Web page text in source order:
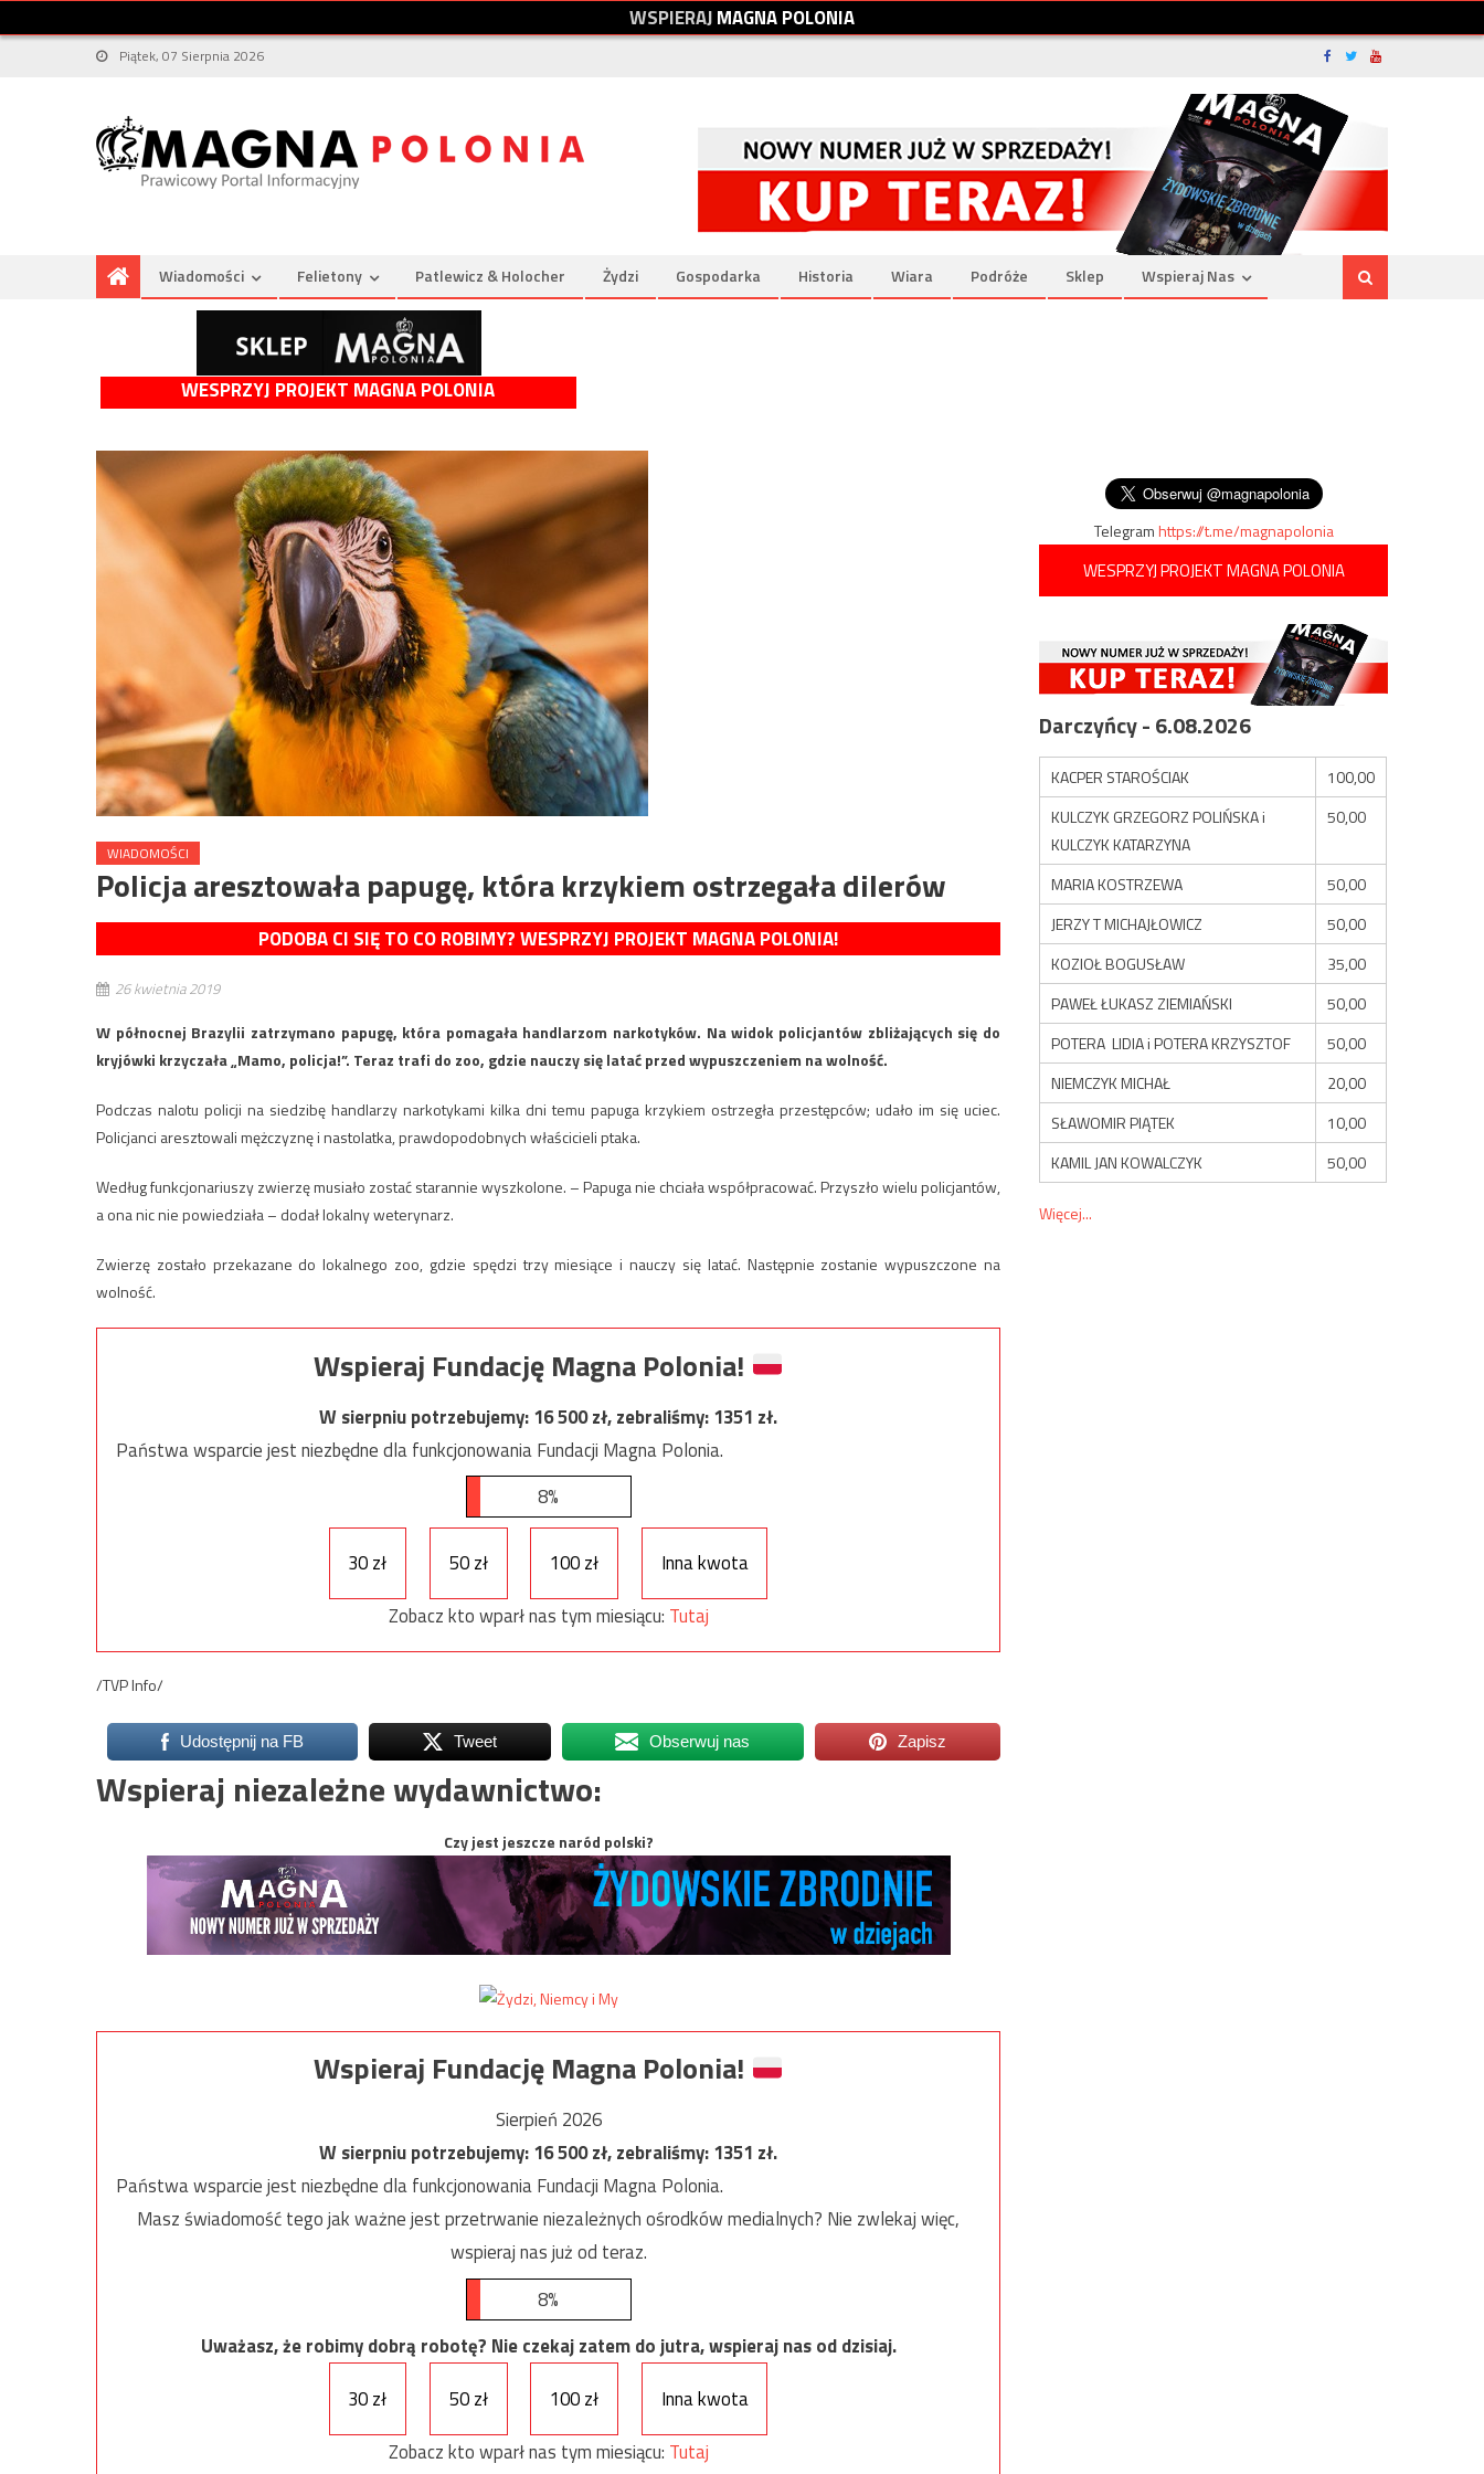
WSPIERAJMAGNAPOLONIA
Piątek, 07 Sierpnia 2026
Wiadomości Felietony Patlewicz & Holocher Żydzi Gospodarka Historia Wiara Podróże Sklep Wspieraj Nas
WESPRZYJ PROJEKT MAGNA POLONIA
WIADOMOŚCI
Policja aresztowała papugę, która krzykiem ostrzegała dilerów
PODOBA CI SIĘ TO CO ROBIMY? WESPRZYJ PROJEKT MAGNA POLONIA!
26 kwietnia 2019
W północnej Brazylii zatrzymano papugę, która pomagała handlarzom narkotyków. Na widok policjantów zbliżających się do
kryjówki krzyczała „Mamo, policja!”. Teraz trafi do zoo, gdzie nauczy się latać przed wypuszczeniem na wolność.
Podczas nalotu policji na siedzibę handlarzy narkotykami kilka dni temu papuga krzykiem ostrzegła przestępców; udało im się uciec.
Policjanci aresztowali mężczyznę i nastolatka, prawdopodobnych właścicieli ptaka.
Według funkcjonariuszy zwierzę musiało zostać starannie wyszkolone. – Papuga nie chciała współpracować. Przyszło wielu policjantów,
a ona nic nie powiedziała – dodał lokalny weterynarz.
Zwierzę zostało przekazane do lokalnego zoo, gdzie spędzi trzy miesiące i nauczy się latać. Następnie zostanie wypuszczone na
wolność.
Wspieraj Fundację Magna Polonia!
W sierpniu potrzebujemy:16 500zł, zebraliśmy:1351 zł.
Państwa wsparcie jest niezbędne dla funkcjonowania Fundacji Magna Polonia.
8%
30 zł 50 zł 100 zł
Inna kwota
Zobacz kto wparł nas tym miesiącu: Tutaj
/TVP Info/
Udostępnij na FB Tweet Obserwuj nas Zapisz
Wspieraj niezależne wydawnictwo:
Czy jest jeszcze naród polski?
Wspieraj Fundację Magna Polonia!
Sierpień 2026
W sierpniu potrzebujemy:16 500zł, zebraliśmy:1351 zł.
Państwa wsparcie jest niezbędne dla funkcjonowania Fundacji Magna Polonia.
Masz świadomość tego jak ważne jest przetrwanie niezależnych ośrodków medialnych? Nie zwlekaj więc,
wspieraj nas już od teraz.
8%
Uważasz, że robimy dobrą robotę? Nie czekaj zatem do jutra, wspieraj nas od dzisiaj.
30 zł
50 zł 100 zł
Inna kwota
Zobacz kto wparł nas tym miesiącu: Tutaj
Telegramhttps://t.me/magnapolonia
WESPRZYJ PROJEKT MAGNA POLONIA
Darczyńcy - 6.08.2026
KACPER STAROŚCIAK
100,00
KULCZYK GRZEGORZ POLIŃSKA i
KULCZYK KATARZYNA
50,00
MARIA KOSTRZEWA
50,00
JERZY T MICHAJŁOWICZ
50,00
KOZIOŁ BOGUSŁAW
35,00
PAWEŁ ŁUKASZ ZIEMIAŃSKI
50,00
POTERA LIDIA i POTERA KRZYSZTOF
50,00
NIEMCZYK MICHAŁ
20,00
SŁAWOMIR PIĄTEK
10,00
KAMIL JAN KOWALCZYK
50,00
Więcej...